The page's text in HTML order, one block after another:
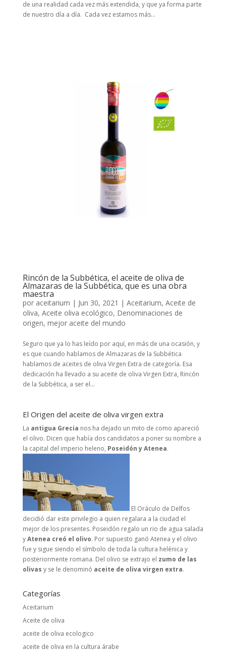
de una realidad cada vez más extendida, y que ya forma parte
de nuestro día a día. Cada vez estamos más...
Rincón de la Subbética, el aceite de oliva de
Almazaras de la Subbética, que es una obra
maestra
por aceitarium | Jun 30, 2021 | Aceitarium, Aceite de
oliva, Aceite oliva ecológico, Denominaciones de
origen, mejor aceite del mundo
Seguro que ya lo has leído por aquí, en más de una ocasión, y
es que cuando hablamos de Almazaras de la Subbética
hablamos de aceites de oliva Virgen Extra de categoría. Esa
dedicación ha llevado a su aceite de oliva Virgen Extra, Rincón
de la Subbética, a ser el...
El Origen del aceite de oliva virgen extra
La antigua Grecia nos ha dejado un mito de como apareció
el olivo. Dicen que había dos candidatos a poner su nombre a
la capital del imperio heleno, Poseidón y Atenea.
El Oráculo de Delfos
decidió dar este privilegio a quien regalara a la ciudad el
mejor de los presentes. Poseidón regalo un rio de agua salada
yAtenea creó el olivo. Por supuesto ganó Atenea y el olivo
fue y sigue siendo el símbolo de toda la cultura helénica y
posteriormente romana. Del olivo se extrajo el zumo de las
olivas y se le denominó aceite de oliva virgen extra.
Categorías
Aceitarium
Aceite de oliva
aceite de oliva ecologico
aceite de oliva en la cultura árabe